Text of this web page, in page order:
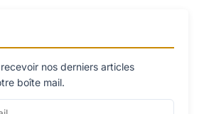
nos derniers articles
boîte mail.